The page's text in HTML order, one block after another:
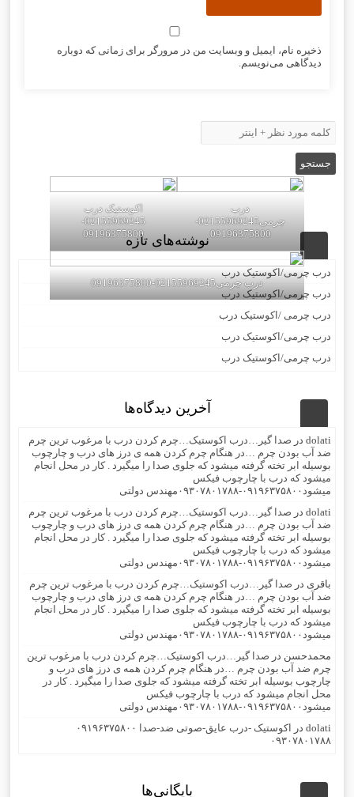
ذخیره نام، ایمیل و وبسایت من در مرورگر برای زمانی که دوباره
دیدگاهی می‌نویسم.
درب
چرمی02155969245-
09196375800
اکوستیک درب
02155969245-
09196375800
درب چرمی02155969245-09196375800
نوشته‌های تازه
درب چرمی/اکوستیک درب
درب چرمی/اکوستیک درب
درب چرمی /اکوستیک درب
درب چرمی/اکوستیک درب
درب چرمی/اکوستیک درب
آخرین دیدگاه‌ها
dolati در صدا گیر…درب اکوستیک…چرم کردن درب با مرغوب ترین چرم
ضد آب بودن چرم …در هنگام چرم کردن همه ی درز های درب و چارچوب
بوسیله ابر تخته گرفته میشود که جلوی صدا را میگیرد . کار در محل انجام
میشود که درب با چارچوب فیکس
میشود۰۹۱۹۶۳۷۵۸۰۰-۰۹۳۰۷۸۰۱۷۸۸مهندس دولتی
dolati در صدا گیر…درب اکوستیک…چرم کردن درب با مرغوب ترین چرم
ضد آب بودن چرم …در هنگام چرم کردن همه ی درز های درب و چارچوب
بوسیله ابر تخته گرفته میشود که جلوی صدا را میگیرد . کار در محل انجام
میشود که درب با چارچوب فیکس
میشود۰۹۱۹۶۳۷۵۸۰۰-۰۹۳۰۷۸۰۱۷۸۸مهندس دولتی
باقری در صدا گیر…درب اکوستیک…چرم کردن درب با مرغوب ترین چرم
ضد آب بودن چرم …در هنگام چرم کردن همه ی درز های درب و چارچوب
بوسیله ابر تخته گرفته میشود که جلوی صدا را میگیرد . کار در محل انجام
میشود که درب با چارچوب فیکس
میشود۰۹۱۹۶۳۷۵۸۰۰-۰۹۳۰۷۸۰۱۷۸۸مهندس دولتی
محمدحسن در صدا گیر…درب اکوستیک…چرم کردن درب با مرغوب ترین
چرم ضد آب بودن چرم …در هنگام چرم کردن همه ی درز های درب و
چارچوب بوسیله ابر تخته گرفته میشود که جلوی صدا را میگیرد . کار در
محل انجام میشود که درب با چارچوب فیکس
میشود۰۹۱۹۶۳۷۵۸۰۰-۰۹۳۰۷۸۰۱۷۸۸مهندس دولتی
dolati در
اکوستیک -درب عایق-صوتی ضد-صدا ۰۹۱۹۶۳۷۵۸۰۰
۰۹۳۰۷۸۰۱۷۸۸
بایگانی‌ها